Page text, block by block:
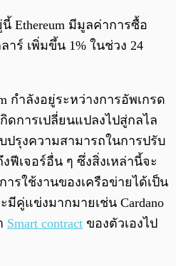
Ethereum มีมูลค่าการซื้อ
าร์ เพิ่มขึ้น 1% ในช่วง 24
กำลังอยู่ระหว่างการอัพเกรด
ดการเปลี่ยนแปลงไปสู่กลไล
ปรุงความสามารถในการปรับ
ฟีเจอร์อื่น ๆ ซึ่งสิ่งเหล่านี้จะ
รใช้งานของเครือข่ายได้เป็น
มีคู่แข่งมากมายเช่น Cardano
Smart contract ของตัวเองไป